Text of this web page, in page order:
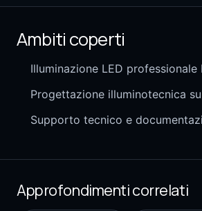
Ambiti coperti
Illuminazione LED professionale
Progettazione illuminotecnica
Supporto tecnico e
Approfondimenti correlati